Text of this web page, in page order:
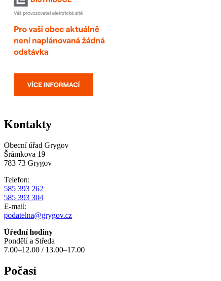
Kontakty
Obecní úřad Grygov
Šrámkova 19
783 73 Grygov
Telefon:
585 393 262
585 393 304
E-mail:
podatelna@grygov.cz
Úřední hodiny
Pondělí a Středa
7.00–12.00 / 13.00–17.00
Počasí